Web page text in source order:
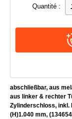
abschließbar, aus
aus linker & rechter
Zylinderschloss, inkl.
(H)1.040 mm,
Quantité :